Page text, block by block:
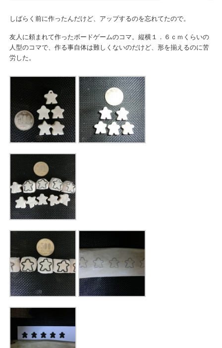
しばらく前に作ったんだけど、アップするのを忘れてたので。
友人に頼まれて作ったボードゲームのコマ。縦横１．６ｃｍくらいの
人型のコマで、作る事自体は難しくないのだけど、形を揃えるのに苦
労した。